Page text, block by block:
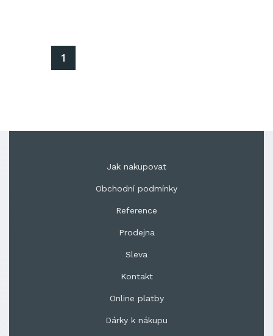
1
Jak nakupovat
Obchodní podmínky
Reference
Prodejna
Sleva
Kontakt
Online platby
Dárky k nákupu